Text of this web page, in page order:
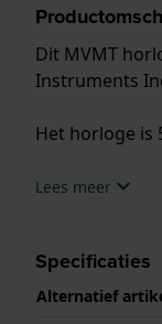
Dit MVMT
Instruments
Het horloge is
.Lees meer
Specificaties
Alternatief